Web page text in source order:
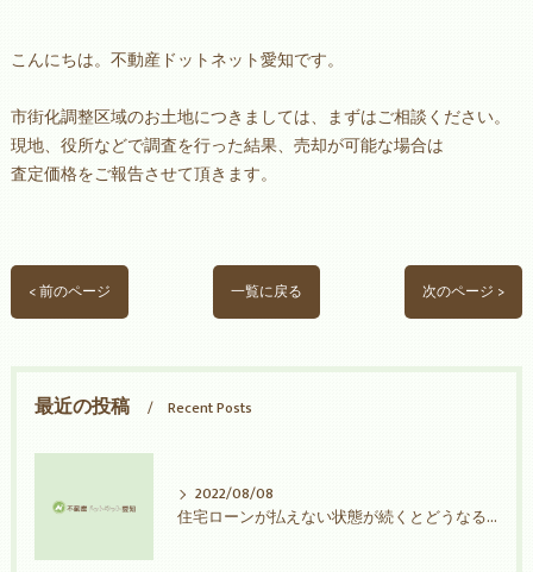
こんにちは。不動産ドットネット愛知です。
市街化調整区域のお土地につきましては、まずはご相談ください。
現地、役所などで調査を行った結果、売却が可能な場合は
査定価格をご報告させて頂きます。
< 前のページ 一覧に戻る 次のページ >
最近の投稿 Recent Posts
2022/08/08
住宅ローンが払えない状態が続くとどうなる？【半田市・武豊町不動産売却】